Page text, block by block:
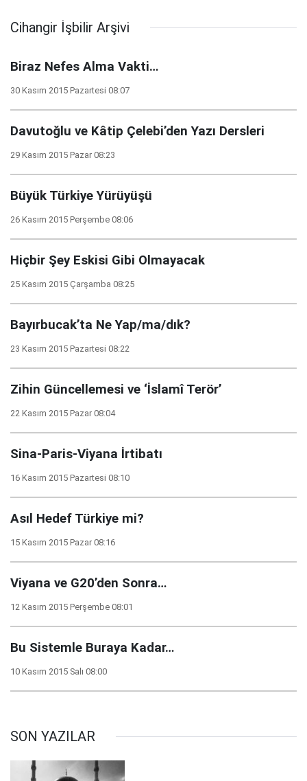
Cihangir İşbilir Arşivi
Biraz Nefes Alma Vakti…
30 Kasım 2015 Pazartesi 08:07
Davutoğlu ve Kâtip Çelebi’den Yazı Dersleri
29 Kasım 2015 Pazar 08:23
Büyük Türkiye Yürüyüşü
26 Kasım 2015 Perşembe 08:06
Hiçbir Şey Eskisi Gibi Olmayacak
25 Kasım 2015 Çarşamba 08:25
Bayırbucak’ta Ne Yap/ma/dık?
23 Kasım 2015 Pazartesi 08:22
Zihin Güncellemesi ve ‘İslamî Terör’
22 Kasım 2015 Pazar 08:04
Sina-Paris-Viyana İrtibatı
16 Kasım 2015 Pazartesi 08:10
Asıl Hedef Türkiye mi?
15 Kasım 2015 Pazar 08:16
Viyana ve G20’den Sonra…
12 Kasım 2015 Perşembe 08:01
Bu Sistemle Buraya Kadar…
10 Kasım 2015 Salı 08:00
SON YAZILAR